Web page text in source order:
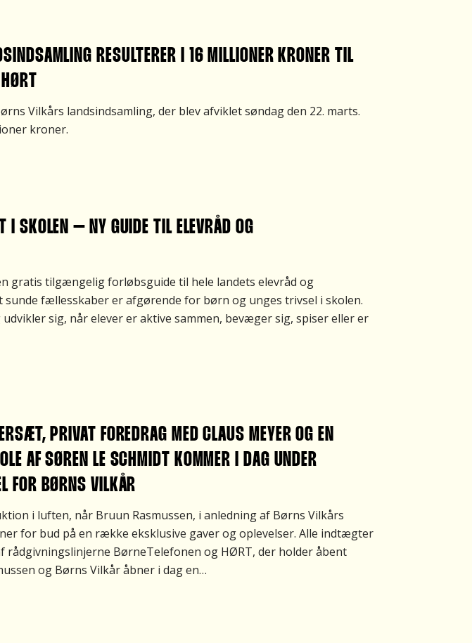
RESULTERER I 16 MILLIONER KRONER TIL
HØRT
Vilkårs landsindsamling, der blev afviklet søndag den 22. marts.
kroner.
I SKOLEN – NY GUIDE TIL ELEVRÅD OG
gratis tilgængelig forløbsguide til hele landets elevråd og
sunde fællesskaber er afgørende for børn og unges trivsel i skolen.
sig, når elever er aktive sammen, bevæger sig, spiser eller er
PRIVAT FOREDRAG MED CLAUS MEYER OG EN
AF SØREN LE SCHMIDT KOMMER I DAG UNDER
FOR BØRNS VILKÅR
i luften, når Bruun Rasmussen, i anledning af Børns Vilkårs
for bud på en række eksklusive gaver og oplevelser. Alle indtægter
BørneTelefonen og HØRT, der holder åbent
og Børns Vilkår åbner i dag en…